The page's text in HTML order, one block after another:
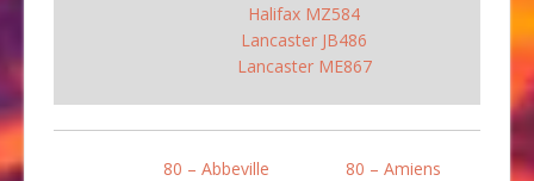
Halifax MZ584
Lancaster JB486
Lancaster ME867
80 – Abbeville
80 – Amiens